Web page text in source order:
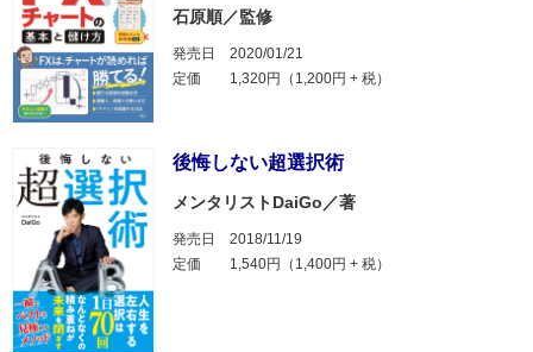
石原順／監修
発売日
2020/01/21
定価
1,320円（1,200円 + 税）
後悔しない超選択術
メンタリストDaiGo／著
発売日
2018/11/19
定価
1,540円（1,400円 + 税）